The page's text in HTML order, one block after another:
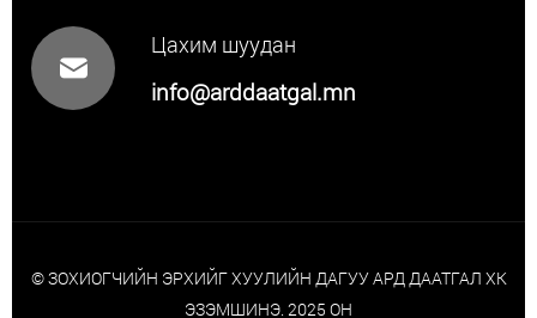
Цахим шуудан
info@arddaatgal.mn
© ЗОХИОГЧИЙН ЭРХИЙГ ХУУЛИЙН ДАГУУ АРД ДААТГАЛ ХК
ЭЗЭМШИНЭ. 2025 ОН